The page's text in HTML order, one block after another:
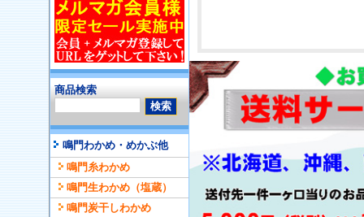
商品検索
鳴門わかめ・めかぶ他
鳴門糸わかめ
鳴門生わかめ（塩蔵）
鳴門炭干しわかめ